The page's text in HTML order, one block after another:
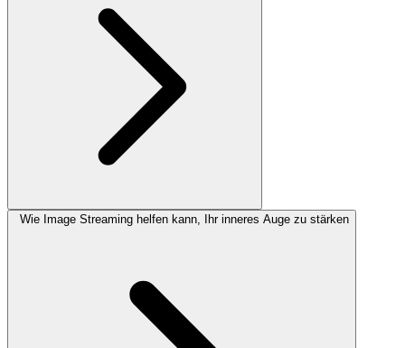
Wie Image Streaming helfen kann, Ihr inneres Auge zu stärken